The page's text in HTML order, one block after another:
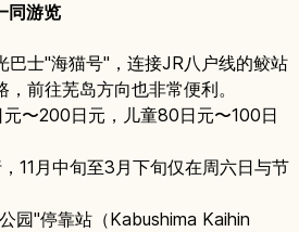
同游览
巴士"海猫号"，连接JR八户线的鲛站
前往芜岛方向也非常便利。
〜200日元，儿童80日元〜100日
11月中旬至3月下旬仅在周六日与节
园"停靠站（Kabushima Kaihin